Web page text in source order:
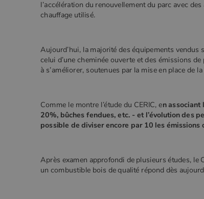
l’accélération du renouvellement du parc avec
chauffage utilisé.
Aujourd’hui, la majorité des équipements
celui d’une cheminée ouverte et des émissions
à s’améliorer, soutenues par la mise en place de
Comme le montre l’étude du CERIC, en associant
20%, bûches fendues, etc. - et l’évolution des
possible de diviser encore par 10 les émissions
Après examen approfondi de plusieurs études, le
un combustible bois de qualité répond dès